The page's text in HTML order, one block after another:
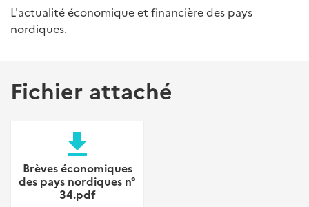
L'actualité économique et financière des pays
nordiques.
Fichier attaché
file_download
Brèves économiques
des pays nordiques n°
34.pdf